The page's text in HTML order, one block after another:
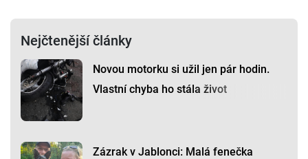
Nejčtenější články
Novou motorku si užil jen pár hodin.
Vlastní chyba ho stála život
Zázrak v Jablonci: Malá fenečka